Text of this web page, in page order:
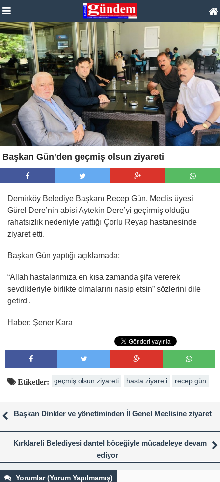
Başkan Gün’den geçmiş olsun ziyareti
Demirköy Belediye Başkanı Recep Gün, Meclis üyesi
Gürel Dere’nin abisi Aytekin Dere’yi geçirmiş olduğu
rahatsızlık nedeniyle yattığı Çorlu Reyap hastanesinde
ziyaret etti.
Başkan Gün yaptığı açıklamada;
“Allah hastalarımıza en kısa zamanda şifa vererek
sevdikleriyle birlikte olmalarını nasip etsin” sözlerini dile
getirdi.
Haber: Şener Kara
Etiketler: geçmiş olsun ziyareti hasta ziyareti recep gün
Başkan Dinkler ve yönetiminden İl Genel Meclisine ziyaret
Kırklareli Belediyesi dantel böceğiyle mücadeleye devam
ediyor
Yorumlar (Yorum Yapılmamış)